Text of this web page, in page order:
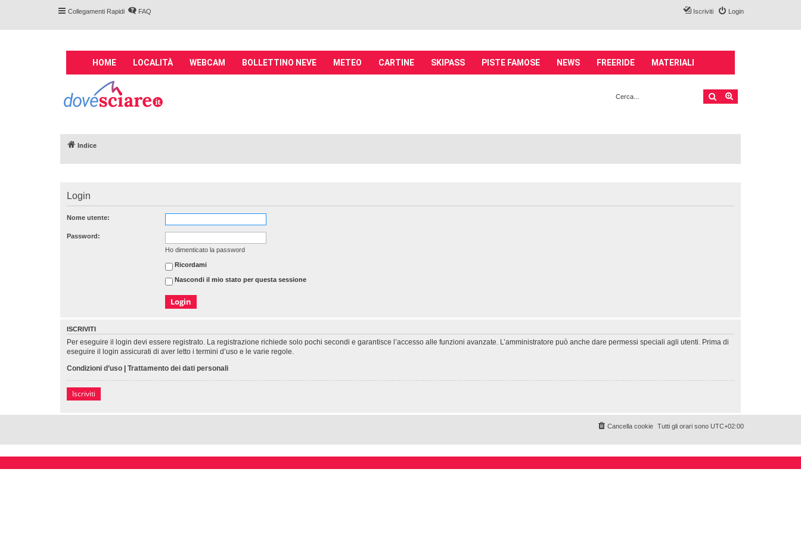
Collegamenti Rapidi FAQ Login
Iscriviti
M
n
n
v
i
g
i
o
HOME LOCALITÀ WEBCAM BOLLETTINO NEVE METEO CARTINE SKIPASS PISTE FAMOSE NEWS FREERIDE MATERIALI
Cerca
Indice
Login
Nome utente:
Password:
Ho dimenticato la password
Ricordami
Nascondi il mio stato per questa sessione
ISCRIVITI
Per eseguire il login devi essere registrato. La registrazione richiede solo pochi secondi e garantisce l’accesso alle funzioni avanzate. L’amministratore può anche dare permessi speciali agli utenti. Prima di
eseguire il login assicurati di aver letto i termini d’uso e le varie regole.
Condizioni d’uso
Trattamento dei dati personali
Iscriviti
Tutti gli orari sono UTC+02:00
Cancella cookie